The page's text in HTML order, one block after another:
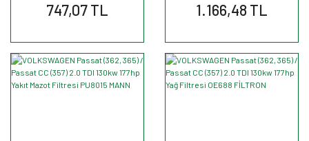
747,07 TL 1.166,48 TL